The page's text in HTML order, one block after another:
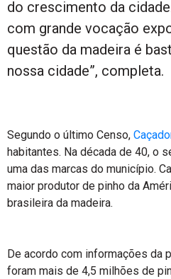
do crescimento da
com grande vocação
questão da madeira é
nossa cidade”, completa.
Segundo o último Censo,
habitantes. Na década de 40, o
uma das marcas do município.
maior produtor de pinho da
brasileira da madeira.
De acordo com informações da
foram mais de 4,5 milhões de